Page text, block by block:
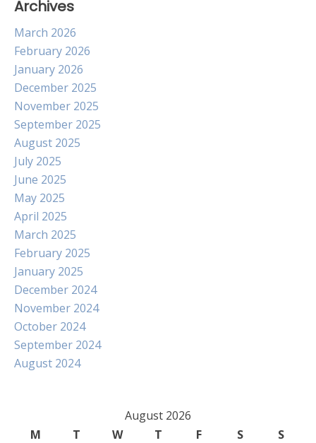
Archives
March 2026
February 2026
January 2026
December 2025
November 2025
September 2025
August 2025
July 2025
June 2025
May 2025
April 2025
March 2025
February 2025
January 2025
December 2024
November 2024
October 2024
September 2024
August 2024
August 2026
M
T W T F S
S